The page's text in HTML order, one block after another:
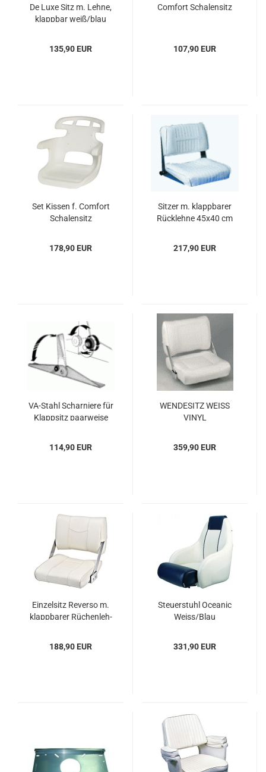
De Luxe Sitz m. Lehne,
klapp­bar weiß/blau
135,90 EUR
Com­fort Scha­len­sitz
107,90 EUR
Set Kis­sen f. Com­fort
Scha­len­sitz
178,90 EUR
Sit­zer m. klapp­ba­rer
Rück­leh­ne 45x40 cm
217,90 EUR
VA-​Stahl Schar­nie­re für
Klapp­sitz paar­wei­se
114,90 EUR
WEN­DE­SITZ WEISS
VINYL
359,90 EUR
Ein­zel­sitz Re­ver­so m.
klapp­ba­rer Rü­chen­leh­
188,90 EUR
Steu­er­stuhl Ocea­nic
Weiss/Blau
331,90 EUR